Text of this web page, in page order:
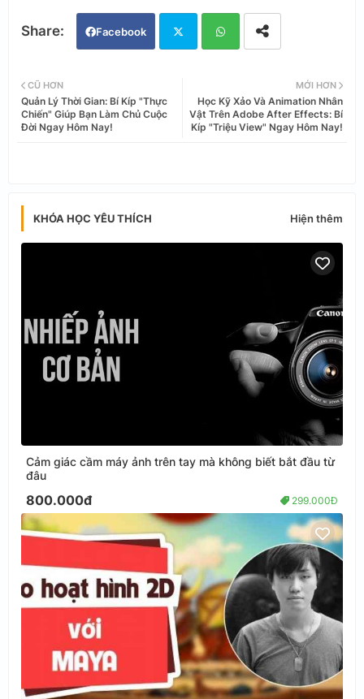
Facebook
ats
MỚI HƠN
Học Kỹ Xảo Và Animation Nhân
Vật Trên Adobe After Effects: Bí
Kíp "Triệu View" Ngay Hôm Nay!
CŨ HƠN
Quản Lý Thời Gian: Bí Kíp "Thực
Chiến" Giúp Bạn Làm Chủ Cuộc
Đời Ngay Hôm Nay!
KHÓA HỌC YÊU THÍCH Hiện thêm
Cảm giác cầm máy ảnh trên tay mà không biết bắt đầu từ
đâu
800.000đ 299.000Đ